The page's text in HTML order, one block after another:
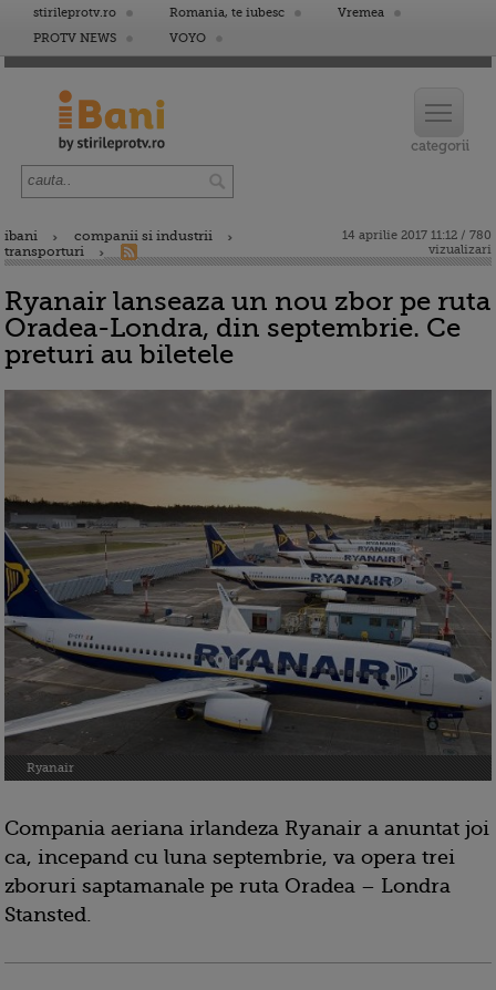
stirileprotv.ro Romania, te iubesc
Vremea
PROTV NEWS
VOYO
ibani
companii si industrii
transporturi
14 aprilie 2017 11:12 / 780
vizualizari
Ryanair lanseaza un nou zbor pe ruta
Oradea-Londra, din septembrie. Ce
preturi au biletele
Ryanair
Compania aeriana irlandeza Ryanair a anuntat joi
ca, incepand cu luna septembrie, va opera trei
zboruri saptamanale pe ruta Oradea – Londra
Stansted.